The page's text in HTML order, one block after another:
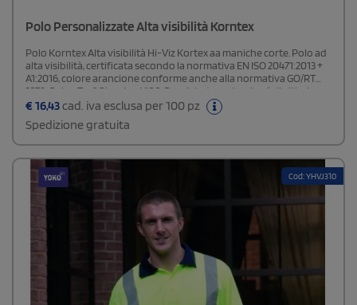
Polo Personalizzate Alta visibilità Korntex
Polo Korntex Alta visibilità Hi-Viz Kortex aa maniche corte. Polo ad
alta visibilità, certificata secondo la normativa EN ISO 20471:2013 +
A1:2016, colore arancione conforme anche alla normativa GO/RT
3279, Oeko-Tex® Standard 100. Pregiato tessuto piqué di altissima
qualità, 180 g/m² di grammatura, due fasce riflettenti larghe 5 cm
intorno al corpo, 1 fascia riflettente su ogni spalla. Poliestere
morbido e traspirante per parte esterna, cotone delicato sulla
pelle per la parte interna, durata delle proprietà riflettenti in
€ 16,43 cad. iva esclusa per 100 pz
Spedizione gratuita
Cod: YHVJ310